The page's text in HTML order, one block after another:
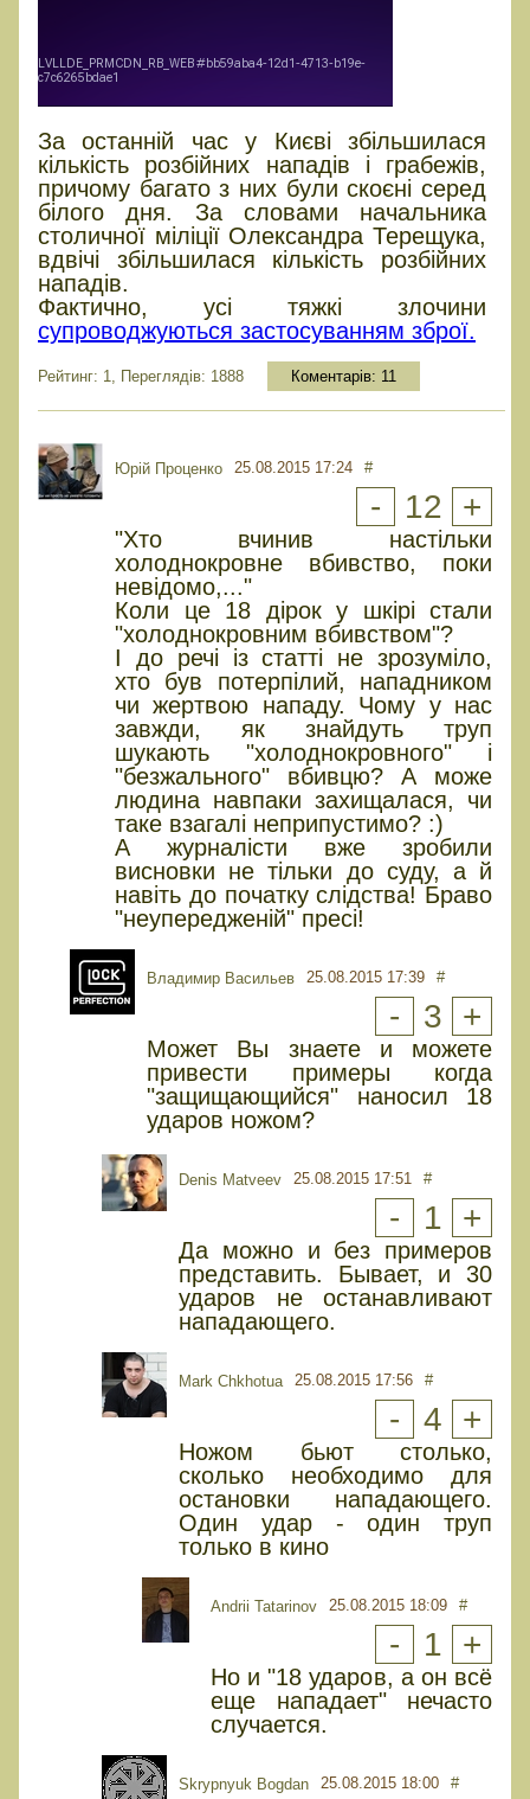
За останній час у Києві збільшилася
кількість розбійних нападів і грабежів,
причому багато з них були скоєні серед
білого дня. За словами начальника
столичної міліції Олександра Терещука,
вдвічі збільшилася кількість розбійних
нападів.
Фактично, усі тяжкі злочини
супроводжуються застосуванням зброї.
Рейтинг: 1, Переглядів: 1888 Коментарів: 11
Юрiй Проценко 25.08.2015 17:24 #
- 12 +
"Хто вчинив настільки
холоднокровне вбивство, поки
невідомо,..."
Коли це 18 дірок у шкірі стали
"холоднокровним вбивством"?
І до речі із статті не зрозуміло,
хто був потерпілий, нападником
чи жертвою нападу. Чому у нас
завжди, як знайдуть труп
шукають "холоднокровного" і
"безжального" вбивцю? А може
людина навпаки захищалася, чи
таке взагалі неприпустимо? :)
А журналісти вже зробили
висновки не тільки до суду, а й
навіть до початку слідства! Браво
"неупередженій" пресі!
Владимир Васильев 25.08.2015 17:39 #
- 3 +
Может Вы знаете и можете
привести примеры когда
"защищающийся" наносил 18
ударов ножом?
Denis Matveev 25.08.2015 17:51 #
- 1 +
Да можно и без примеров
представить. Бывает, и 30
ударов не останавливают
нападающего.
Mark Chkhotua 25.08.2015 17:56 #
- 4 +
Ножом бьют столько,
сколько необходимо для
остановки нападающего.
Один удар - один труп
только в кино
Andrii Tatarinov 25.08.2015 18:09 #
- 1 +
Но и "18 ударов, а он всё
еще нападает" нечасто
случается.
Skrypnyuk Bogdan 25.08.2015 18:00 #